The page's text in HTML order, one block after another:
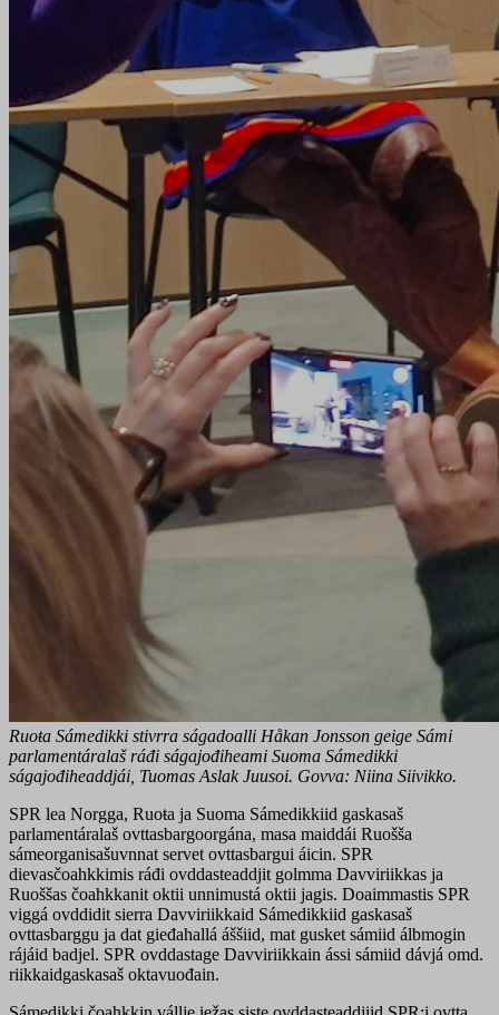
Ruoŧa Sámedikki stivrra ságadoalli Håkan Jonsson geige Sámi
parlamentáralaš ráđi ságajođiheami Suoma Sámedikki
ságajođiheaddjái, Tuomas Aslak Juusoi. Govva: Niina Siivikko.
SPR lea Norgga, Ruoŧa ja Suoma Sámedikkiid gaskasaš
parlamentáralaš ovttasbargoorgána, masa maiddái Ruošša
sámeorganisašuvnnat servet ovttasbargui áicin. SPR
dievasčoahkkimis ráđi ovddasteaddjit golmma Davviriikkas ja
Ruoššas čoahkkanit oktii unnimustá oktii jagis. Doaimmastis SPR
viggá ovddidit sierra Davviriikkaid Sámedikkiid gaskasaš
ovttasbarggu ja dat gieđahallá áššiid, mat gusket sámiid álbmogin
rájáid badjel. SPR ovddastage Davviriikkain ássi sámiid dávjá omd.
riikkaidgaskasaš oktavuođain.